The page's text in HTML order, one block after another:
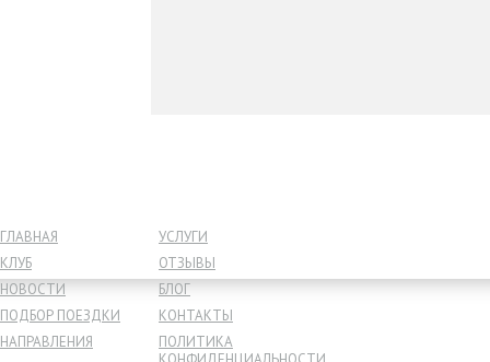
ГЛАВНАЯ
КЛУБ
НОВОСТИ
ПОДБОР ПОЕЗДКИ
НАПРАВЛЕНИЯ
УСЛУГИ
ОТЗЫВЫ
БЛОГ
КОНТАКТЫ
ПОЛИТИКА